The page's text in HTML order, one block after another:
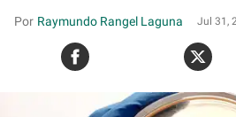
Raymundo Rangel Laguna Jul 31,